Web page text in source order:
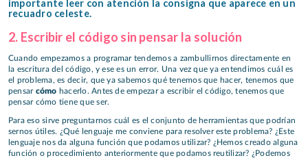
importante leer con atención la consigna que aparece en un
recuadro celeste.
2. Escribir el código sin pensar la solución
Cuando empezamos a programar tendemos a zambullirnos directamente en
la escritura del código, y ese es un error. Una vez que ya entendimos cuál es
el problema, es decir, que ya sabemos qué tenemos que hacer, tenemos que
pensar cómo hacerlo. Antes de empezar a escribir el código, tenemos que
pensar cómo tiene que ser.
Para eso sirve preguntarnos cuál es el conjunto de herramientas que podrían
sernos útiles. ¿Qué lenguaje me conviene para resolver este problema? ¿Este
lenguaje nos da alguna función que podamos utilizar? ¿Hemos creado alguna
función o procedimiento anteriormente que podamos reutilizar? ¿Podemos